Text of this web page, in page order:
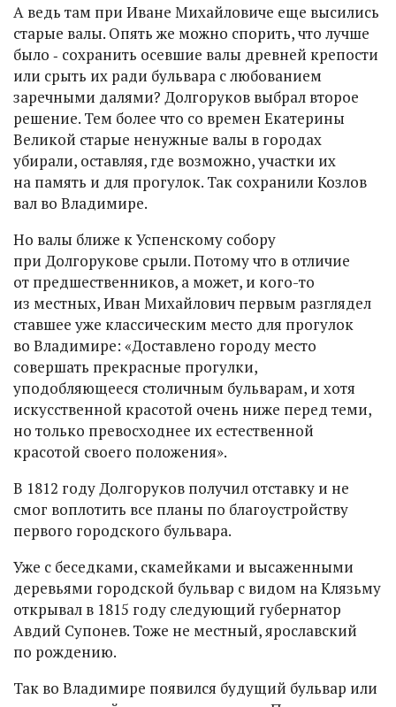
А ведь там при Иване Михайловиче еще высились
старые валы. Опять же можно спорить, что лучше
было ‑ сохранить осевшие валы древней крепости
или срыть их ради бульвара с любованием
заречными далями? Долгоруков выбрал второе
решение. Тем более что со времен Екатерины
Великой старые ненужные валы в городах
убирали, оставляя, где возможно, участки их
на память и для прогулок. Так сохранили Козлов
вал во Владимире.
Но валы ближе к Успенскому собору
при Долгорукове срыли. Потому что в отличие
от предшественников, а может, и кого-то
из местных, Иван Михайлович первым разглядел
ставшее уже классическим место для прогулок
во Владимире: «Доставлено городу место
совершать прекрасные прогулки,
уподобляющееся столичным бульварам, и хотя
искусственной красотой очень ниже перед теми,
но только превосходнее их естественной
красотой своего положения».
В 1812 году Долгоруков получил отставку и не
смог воплотить все планы по благоустройству
первого городского бульвара.
Уже с беседками, скамейками и высаженными
деревьями городской бульвар с видом на Клязьму
открывал в 1815 году следующий губернатор
Авдий Супонев. Тоже не местный, ярославский
по рождению.
Так во Владимире появился будущий бульвар или